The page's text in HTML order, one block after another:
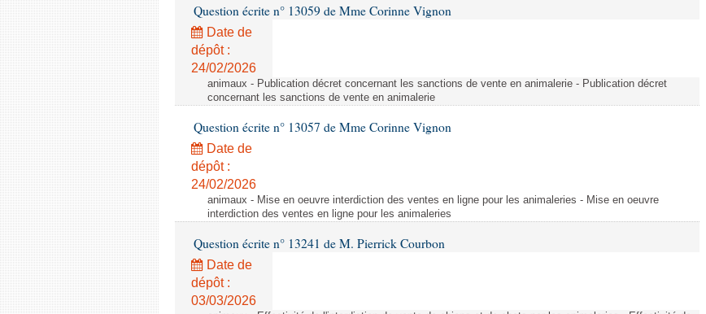
Question écrite n° 13059 de Mme Corinne Vignon
Date de
dépôt :
24/02/2026
animaux - Publication décret concernant les sanctions de vente en animalerie - Publication décret
concernant les sanctions de vente en animalerie
Question écrite n° 13057 de Mme Corinne Vignon
Date de
dépôt :
24/02/2026
animaux - Mise en oeuvre interdiction des ventes en ligne pour les animaleries - Mise en oeuvre
interdiction des ventes en ligne pour les animaleries
Question écrite n° 13241 de M. Pierrick Courbon
Date de
dépôt :
03/03/2026